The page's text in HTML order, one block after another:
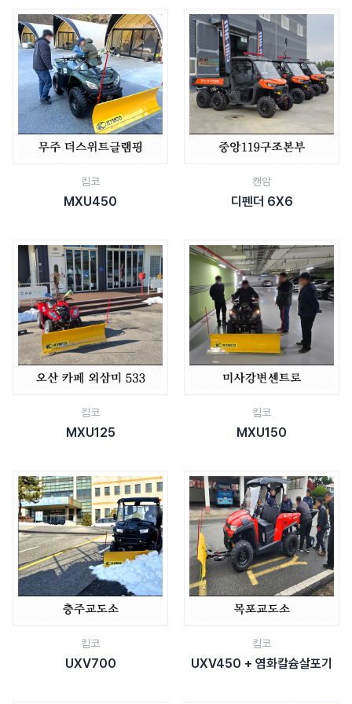
킴코
MXU450
캔암
디펜더 6X6
킴코
MXU125
킴코
MXU150
킴코
UXV700
킴코
UXV450 + 염화칼슘살포기